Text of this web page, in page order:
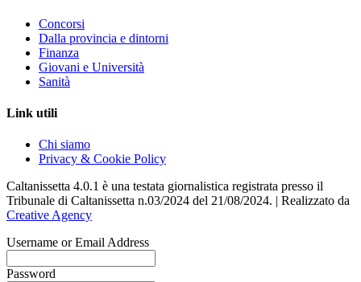
Concorsi
Dalla provincia e dintorni
Finanza
Giovani e Università
Sanità
Link utili
Chi siamo
Privacy & Cookie Policy
Caltanissetta 4.0.1 è una testata giornalistica registrata presso il
Tribunale di Caltanissetta n.03/2024 del 21/08/2024. | Realizzato da
Creative Agency
Username or Email Address
Password